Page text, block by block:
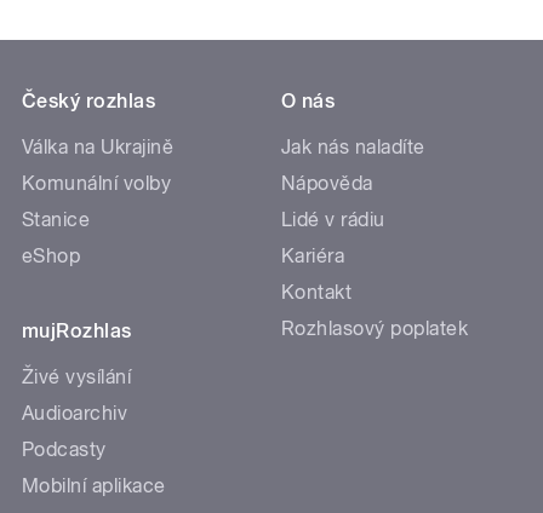
Český rozhlas
Válka na Ukrajině
Komunální volby
Stanice
eShop
mujRozhlas
Živé vysílání
Audioarchiv
Podcasty
Mobilní aplikace
O nás
Jak nás naladíte
Nápověda
Lidé v rádiu
Kariéra
Kontakt
Rozhlasový poplatek